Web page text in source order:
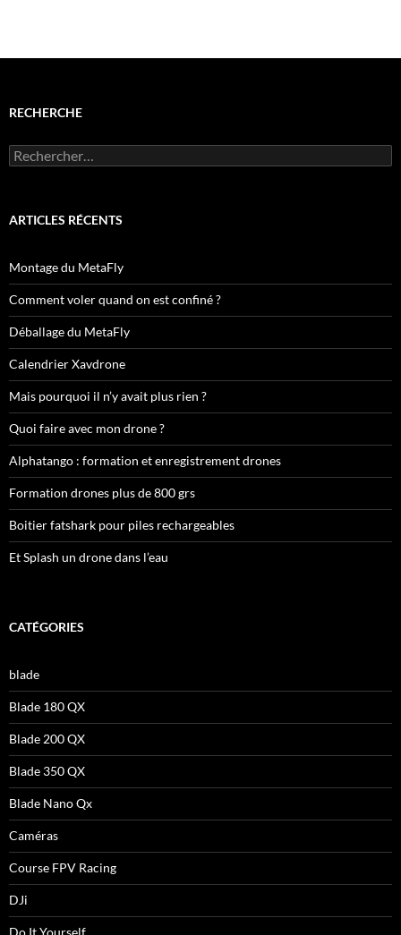
RECHERCHE
Rechercher :
ARTICLES RÉCENTS
Montage du MetaFly
Comment voler quand on est confiné ?
Déballage du MetaFly
Calendrier Xavdrone
Mais pourquoi il n’y avait plus rien ?
Quoi faire avec mon drone ?
Alphatango : formation et enregistrement drones
Formation drones plus de 800 grs
Boitier fatshark pour piles rechargeables
Et Splash un drone dans l’eau
CATÉGORIES
blade
Blade 180 QX
Blade 200 QX
Blade 350 QX
Blade Nano Qx
Caméras
Course FPV Racing
DJi
Do It Yourself